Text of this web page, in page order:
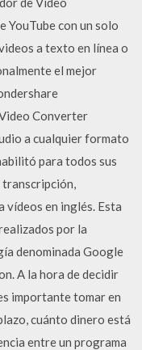
YouTube con un solo
a texto en línea o
el mejor
Converter
a cualquier formato
para todos sus
en inglés. Esta
por la
denominada Google
A la hora de decidir
importante tomar en
cuánto dinero está
entre un programa